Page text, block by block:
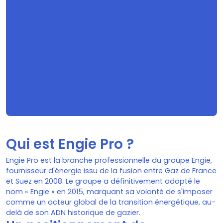
Qui est Engie Pro ?
Engie Pro est la branche professionnelle du groupe Engie,
fournisseur d'énergie issu de la fusion entre Gaz de France
et Suez en 2008. Le groupe a définitivement adopté le
nom « Engie » en 2015, marquant sa volonté de s'imposer
comme un acteur global de la transition énergétique, au-
delà de son ADN historique de gazier.